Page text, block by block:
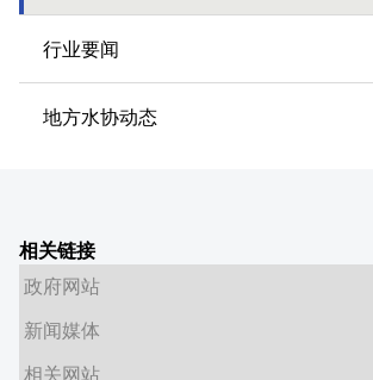
行业要闻
地方水协动态
相关链接